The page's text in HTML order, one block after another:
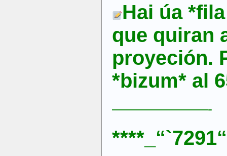
Hai úa
que quiran
proyeción.
*bizum* al
———————-